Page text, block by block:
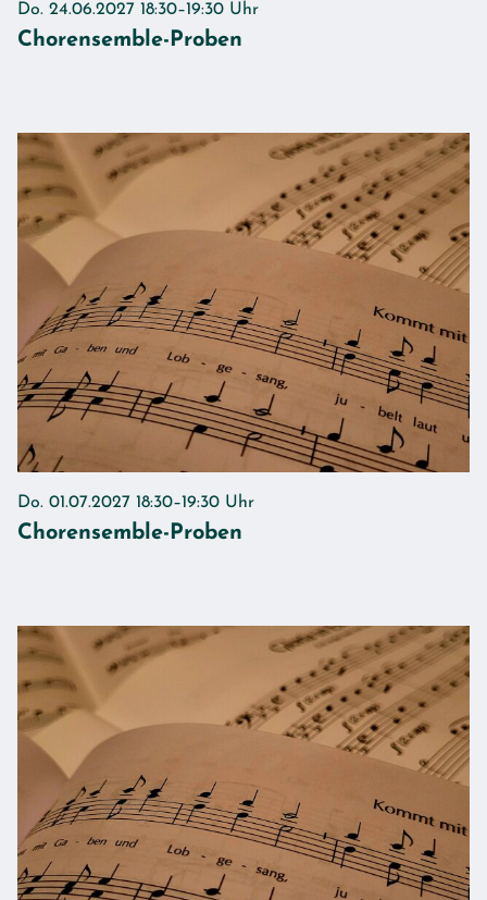
Do. 24.06.2027 18:30–19:30 Uhr
Chorensemble-Proben
Do. 01.07.2027 18:30–19:30 Uhr
Chorensemble-Proben